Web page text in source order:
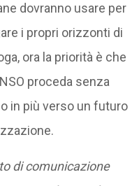
dovranno usare per
i propri orizzonti di
ora la priorità è che
proceda senza
in più verso un futuro
di comunicazione